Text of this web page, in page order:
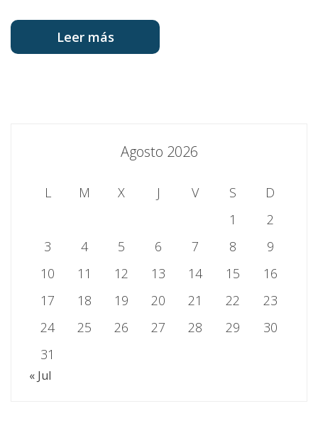
Leer más
Agosto 2026
L M X J V S
D
1
2
3
4 5 6 7 8
9
10
11 12 13 14 15
16
17
18 19 20 21 22
23
24
25 26 27 28 29
30
31
« Jul